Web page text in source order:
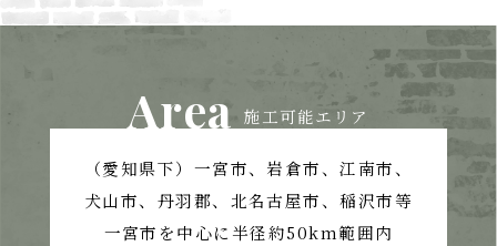
Area 施工可能エリア
（愛知県下）一宮市、岩倉市、江南市、
犬山市、丹羽郡、北名古屋市、稲沢市等
一宮市を中心に半径約50km範囲内